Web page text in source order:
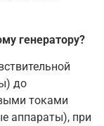
генератору?
до
токами
аппараты), при